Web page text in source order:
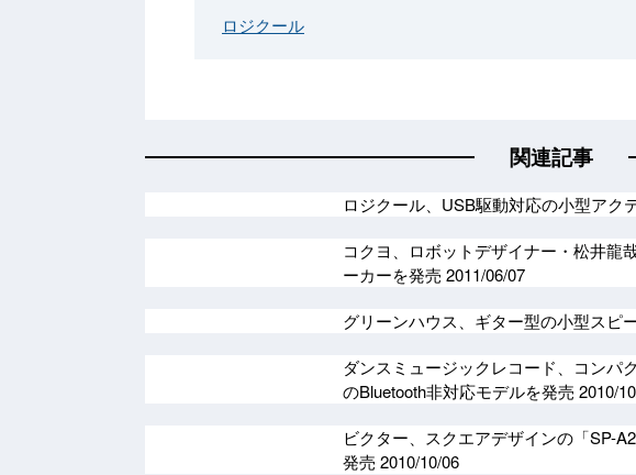
ロジクール
関連記事
ロジクール、USB駆動対応の小型アク
コクヨ、ロボットデザイナー・松井龍
ーカーを発売 2011/06/07
グリーンハウス、ギター型の小型スピ
ダンスミュージックレコード、コンパ
のBluetooth非対応モデルを発売 2010/
ビクター、スクエアデザインの「SP-
発売 2010/10/06